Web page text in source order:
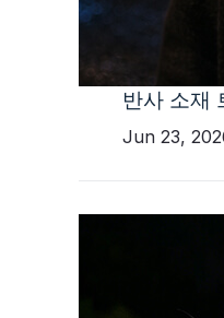
반사 소재
Jun 23,